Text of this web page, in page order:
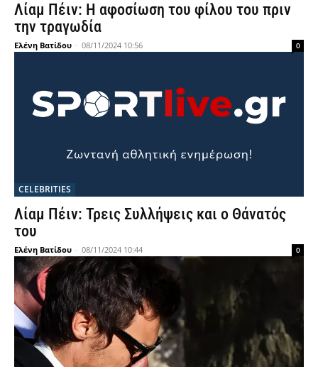
Λίαμ Πέιν: Η αφοσίωση του φίλου του πριν
την τραγωδία
Ελένη Βατίδου - 08/11/2024 10:56 0
CELEBRITIES
Λίαμ Πέιν: Τρεις Συλλήψεις και ο Θάνατός
του
Ελένη Βατίδου - 08/11/2024 10:44 0